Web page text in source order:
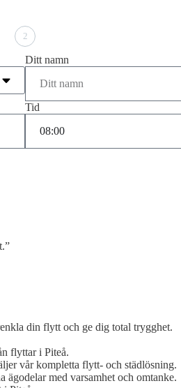
2
Ditt namn
Tid
din flytt och ge dig total trygghet.
flyttar i Piteå.
vår kompletta flytt- och städlösning.
ägodelar med varsamhet och omtanke.